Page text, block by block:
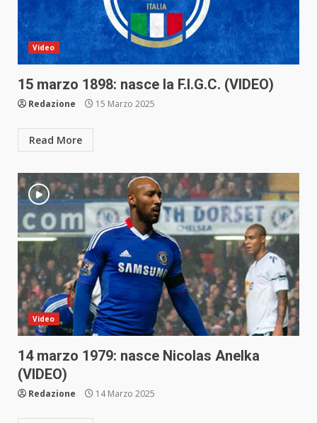
Video
15 marzo 1898: nasce la F.I.G.C. (VIDEO)
Redazione 15 Marzo 2025
Read More
Video
14 marzo 1979: nasce Nicolas Anelka
(VIDEO)
Redazione 14 Marzo 2025